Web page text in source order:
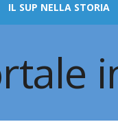
IL SUP NELLA STORIA